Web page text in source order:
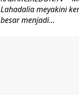
Lahadalia meyakini
besar menjadi...